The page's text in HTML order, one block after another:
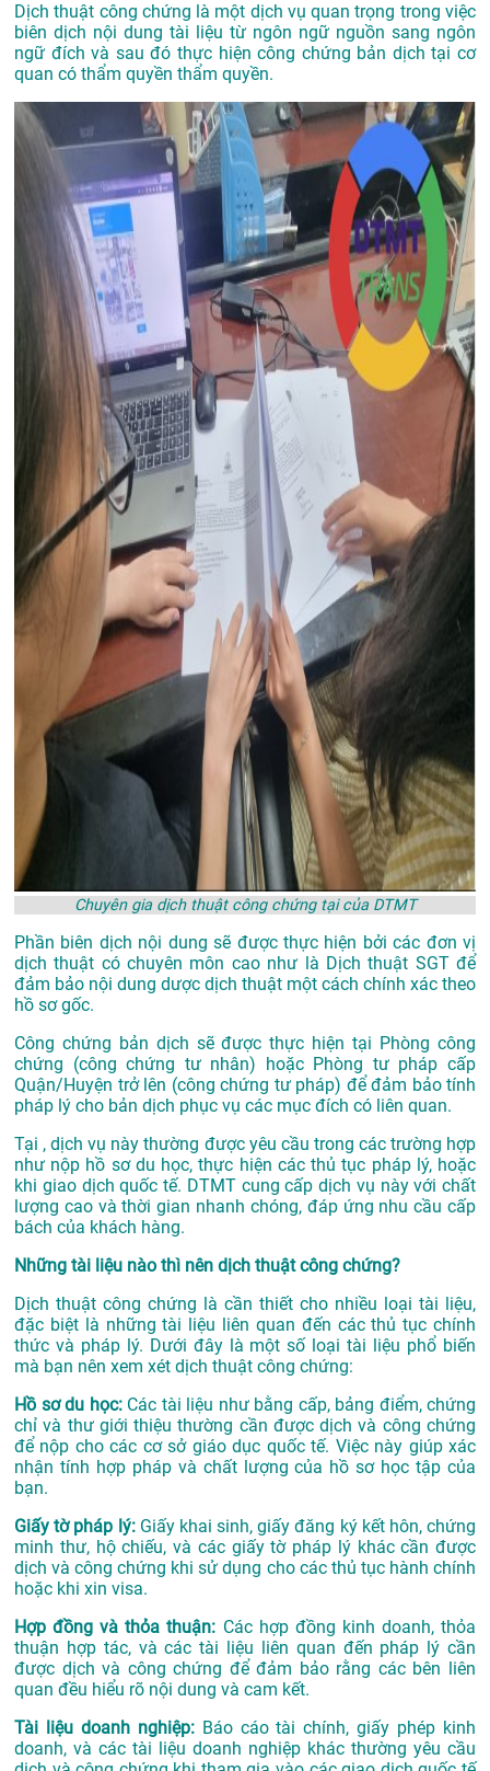
Dịch thuật công chứng là một dịch vụ quan trọng trong việc
biên dịch nội dung tài liệu từ ngôn ngữ nguồn sang ngôn
ngữ đích và sau đó thực hiện công chứng bản dịch tại cơ
quan có thẩm quyền thẩm quyền.
Chuyên gia dịch thuật công chứng tại của DTMT
Phần biên dịch nội dung sẽ được thực hiện bởi các đơn vị
dịch thuật có chuyên môn cao như là Dịch thuật SGTđể
đảm bảo nội dung dược dịch thuật một cách chính xác theo
hồ sơ gốc.
Công chứng bản dịch sẽ được thực hiện tại Phòng công
chứng (công chứng tư nhân) hoặc Phòng tư pháp cấp
Quận/Huyện trở lên (công chứng tư pháp) để đảm bảo tính
pháp lý cho bản dịch phục vụ các mục đích có liên quan.
Tại , dịch vụ này thường được yêu cầu trong các trường hợp
như nộp hồ sơ du học, thực hiện các thủ tục pháp lý, hoặc
khi giao dịch quốc tế. DTMT cung cấp dịch vụ này với chất
lượng cao và thời gian nhanh chóng, đáp ứng nhu cầu cấp
bách của khách hàng.
Những tài liệu nào thì nên dịch thuật công chứng?
Dịch thuật công chứng là cần thiết cho nhiều loại tài liệu,
đặc biệt là những tài liệu liên quan đến các thủ tục chính
thức và pháp lý. Dưới đây là một số loại tài liệu phổ biến
mà bạn nên xem xét dịch thuật công chứng:
Hồ sơ du học:Các tài liệu như bằng cấp, bảng điểm, chứng
chỉ và thư giới thiệu thường cần được dịch và công chứng
để nộp cho các cơ sở giáo dục quốc tế. Việc này giúp xác
nhận tính hợp pháp và chất lượng của hồ sơ học tập của
bạn.
Giấy tờ pháp lý:Giấy khai sinh, giấy đăng ký kết hôn, chứng
minh thư, hộ chiếu, và các giấy tờ pháp lý khác cần được
dịch và công chứng khi sử dụng cho các thủ tục hành chính
hoặc khi xin visa.
Hợp đồng và thỏa thuận: Các hợp đồng kinh doanh, thỏa
thuận hợp tác, và các tài liệu liên quan đến pháp lý cần
được dịch và công chứng để đảm bảo rằng các bên liên
quan đều hiểu rõ nội dung và cam kết.
Tài liệu doanh nghiệp:Báo cáo tài chính, giấy phép kinh
doanh, và các tài liệu doanh nghiệp khác thường yêu cầu